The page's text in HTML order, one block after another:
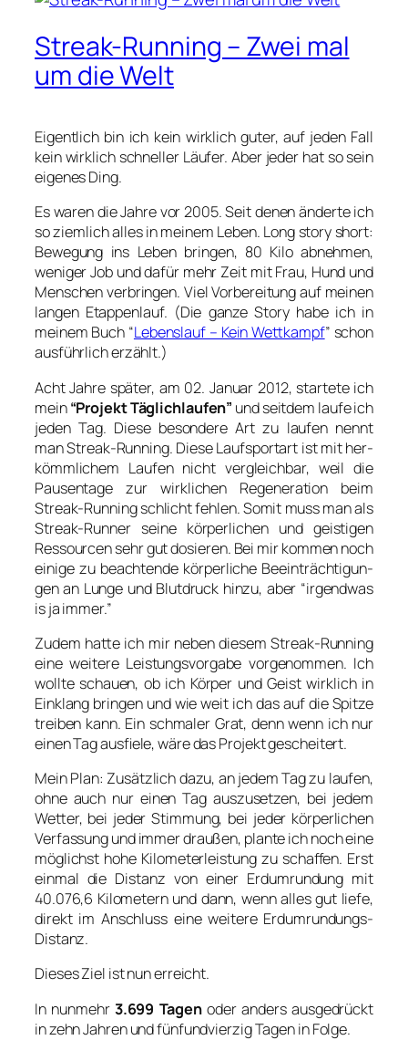
Streak-Running – Zwei mal
um die Welt
Eigent­lich bin ich kein wirk­lich guter, auf jeden Fall
kein wirk­lich schnel­ler Läu­fer. Aber jeder hat so sein
eige­nes Ding.
Es waren die Jah­re vor 2005. Seit denen änder­te ich
so ziem­lich alles in mei­nem Leben. Long sto­ry short:
Bewe­gung ins Leben brin­gen, 80 Kilo abneh­men,
weni­ger Job und dafür mehr Zeit mit Frau, Hund und
Men­schen ver­brin­gen. Viel Vor­be­rei­tung auf mei­nen
lan­gen Etap­pen­lauf. (Die gan­ze Sto­ry habe ich in
mei­nem Buch “Lebens­lauf – Kein Wett­kampf” schon
aus­führ­lich erzählt.)
Acht Jah­re spä­ter, am 02. Janu­ar 2012, star­te­te ich
mein“Pro­jekt Täg­lich­lau­fen” und seit­dem lau­fe ich
jeden Tag. Die­se beson­de­re Art zu lau­fen nennt
man Streak-Run­ning. Die­se Lauf­sport­art ist mit her­
kömm­li­chem Lau­fen nicht ver­gleich­bar, weil die
Pau­sen­ta­ge zur wirk­li­chen Rege­ne­ra­ti­on beim
Streak-Run­ning schlicht feh­len. Somit muss man als
Streak-Run­ner sei­ne kör­per­li­chen und geis­ti­gen
Res­sour­cen sehr gut dosie­ren. Bei mir kom­men noch
eini­ge zu beach­ten­de kör­per­li­che Beein­träch­ti­gun­
gen an Lun­ge und Blut­druck hin­zu, aber “irgend­was
is ja immer.”
Zudem hat­te ich mir neben die­sem Streak-Run­ning
eine wei­te­re Leis­tungs­vor­ga­be vor­ge­nom­men. Ich
woll­te schau­en, ob ich Kör­per und Geist wirk­lich in
Ein­klang brin­gen und wie weit ich das auf die Spit­ze
trei­ben kann. Ein schma­ler Grat, denn wenn ich nur
einen Tag aus­fie­le, wäre das Pro­jekt geschei­tert.
Mein Plan: Zusätz­lich dazu, an jedem Tag zu lau­fen,
ohne auch nur einen Tag aus­zu­set­zen, bei jedem
Wet­ter, bei jeder Stim­mung, bei jeder kör­per­li­chen
Ver­fas­sung und immer drau­ßen, plan­te ich noch eine
mög­lichst hohe Kilo­me­ter­leis­tung zu schaf­fen. Erst
ein­mal die Distanz von einer Erd­um­run­dung mit
40.076,6 Kilo­me­tern und dann, wenn alles gut lie­fe,
direkt im Anschluss eine wei­te­re Erd­um­run­dungs-
Distanz.
Die­ses Ziel ist nun erreicht.
In nun­mehr 3.699 Tagen oder anders aus­ge­drückt
in zehn Jah­ren und fünf­und­vier­zig Tagen in Fol­ge.